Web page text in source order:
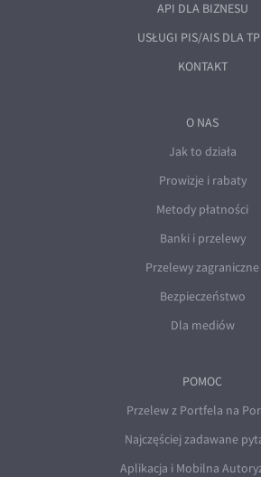
API DLA BIZNESU
USŁUGI PIS/AIS DLA
KONTAKT
O NAS
Jak to działa
Prowizje i rabaty
Metody płatności
Banki i przelewy
Przelewy zagraniczne
Bezpieczeństwo
Dla mediów
POMOC
Przelew z Portfela na
Najczęściej zadawane
Aplikacja i Mobilna